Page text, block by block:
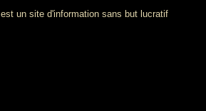
est un site d'information sans but lucratif